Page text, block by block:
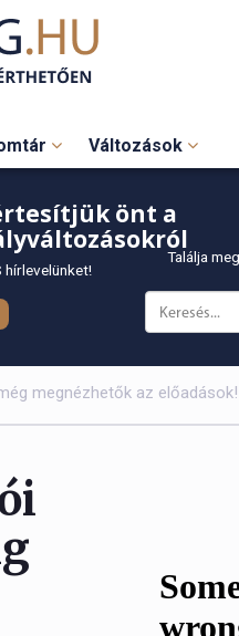
Változások
önt a
hírlevelünket!
Találja
megnézhetők az előadások!